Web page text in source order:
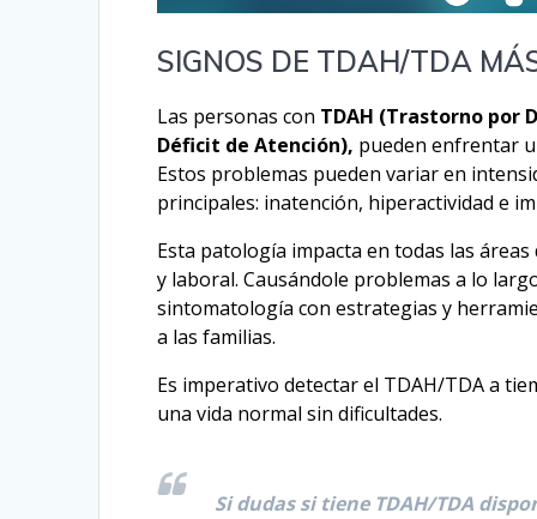
SIGNOS DE TDAH/TDA
Las personas con TDAH (Trastorno por
Déficit de Atención), pueden enfrentar
Estos problemas pueden variar en
principales: inatención, hiperactividad e
Esta patología impacta en todas las
y laboral. Causándole problemas a lo
sintomatología con estrategias y
a las familias.
Es imperativo detectar el TDAH/TDA a
una vida normal sin dificultades.
Si dudas si tiene TDAH/TDA